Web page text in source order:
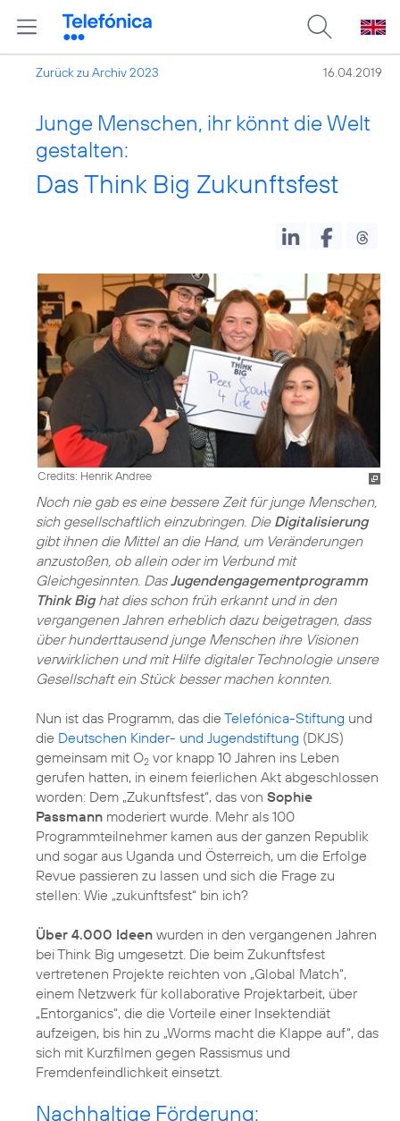
Zurück zu Archiv 2023 16.04.2019
Junge Menschen, ihr könnt die Welt
gestalten:
Das Think Big Zukunftsfest
Credits: Henrik Andree
Noch nie gab es eine bessere Zeit für junge Menschen,
sich gesellschaftlich einzubringen. Die Digitalisierung
gibt ihnen die Mittel an die Hand, um Veränderungen
anzustoßen, ob allein oder im Verbund mit
Gleichgesinnten. DasJugendengagementprogramm
Think Bighat dies schon früh erkannt und in den
vergangenen Jahren erheblich dazu beigetragen, dass
über hunderttausend junge Menschen ihre Visionen
verwirklichen und mit Hilfe digitaler Technologie unsere
Gesellschaft ein Stück besser machen konnten.
Nun ist das Programm, das die Telefónica-Stiftung und
die Deutschen Kinder- und Jugendstiftung (DKJS)
gemeinsam mit O2 vor knapp 10 Jahren ins Leben
gerufen hatten, in einem feierlichen Akt abgeschlossen
worden: Dem „Zukunftsfest“, das von Sophie
Passmann moderiert wurde. Mehr als 100
Programmteilnehmer kamen aus der ganzen Republik
und sogar aus Uganda und Österreich, um die Erfolge
Revue passieren zu lassen und sich die Frage zu
stellen: Wie „zukunftsfest“ bin ich?
Über 4.000 Ideen wurden in den vergangenen Jahren
bei Think Big umgesetzt. Die beim Zukunftsfest
vertretenen Projekte reichten von „Global Match“,
einem Netzwerk für kollaborative Projektarbeit, über
„Entorganics“, die die Vorteile einer Insektendiät
aufzeigen, bis hin zu „Worms macht die Klappe auf“, das
sich mit Kurzfilmen gegen Rassismus und
Fremdenfeindlichkeit einsetzt.
Nachhaltige Förderung: